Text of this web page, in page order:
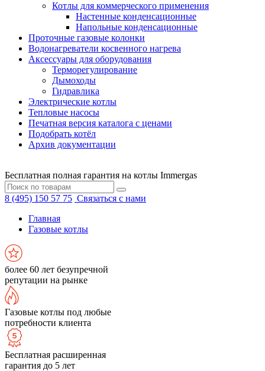
Котлы для коммерческого применения
Настенные конденсационные
Напольные конденсационные
Проточные газовые колонки
Водонагреватели косвенного нагрева
Аксессуары для оборудования
Терморегулирование
Дымоходы
Гидравлика
Электрические котлы
Тепловые насосы
Печатная версия каталога с ценами
Подобрать котёл
Архив документации
Бесплатная полная гарантия на котлы Immergas
8 (495) 150 57 75 Связаться с нами
Главная
Газовые котлы
более 60 лет безупречной
репутации на рынке
Газовые котлы под любые
потребности клиента
Бесплатная расширенная
гарантия до 5 лет